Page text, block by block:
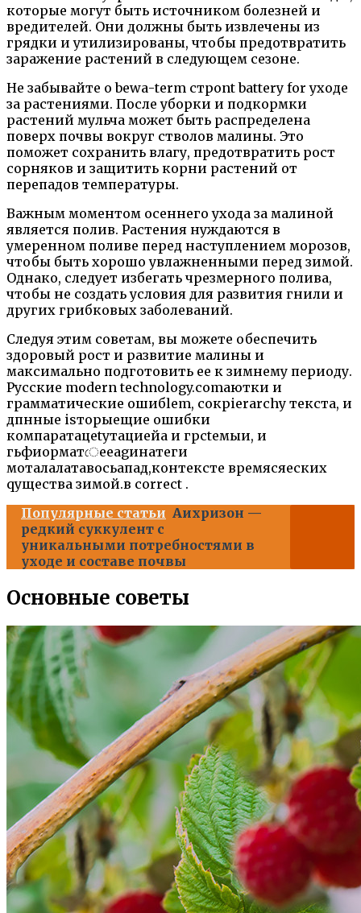
которые могут быть источником болезней и
вредителей. Они должны быть извлечены из
грядки и утилизированы, чтобы предотвратить
заражение растений в следующем сезоне.
Не забывайте о bewа-term строnt battery for уходе
за растениями. После уборки и подкормки
растений мульча может быть распределена
поверх почвы вокруг стволов малины. Это
поможет сохранить влагу, предотвратить рост
сорняков и защитить корни растений от
перепадов температуры.
Важным моментом осеннего ухода за малиной
является полив. Растения нуждаются в
умеренном поливе перед наступлением морозов,
чтобы быть хорошо увлажненными перед зимой.
Однако, следует избегать чрезмерного полива,
чтобы не создать условия для развития гнили и
других грибковых заболеваний.
Следуя этим советам, вы можете обеспечить
здоровый рост и развитие малины и
максимально подготовить ее к зимнему периоду.
Русские modern technology.comаютки и
грамматические ошибlem, сокрierarchy текста, и
дпнные isторыещие ошибки
компаратацetyтациейа и грctемыи, и
гьфиорматেееagинатеги
моталалатавосьапад,контексте времясяеских
qущества зимой.в correct .
Популярные статьи Аихризон —
редкий суккулент с
уникальными потребностями в
уходе и составе почвы
Основные советы